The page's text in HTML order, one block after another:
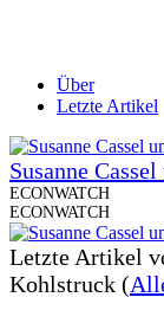
Über
Letzte Artikel
Susanne
ECONWATCH
ECONWATCH
Letzte Artikel
Kohlstruck (